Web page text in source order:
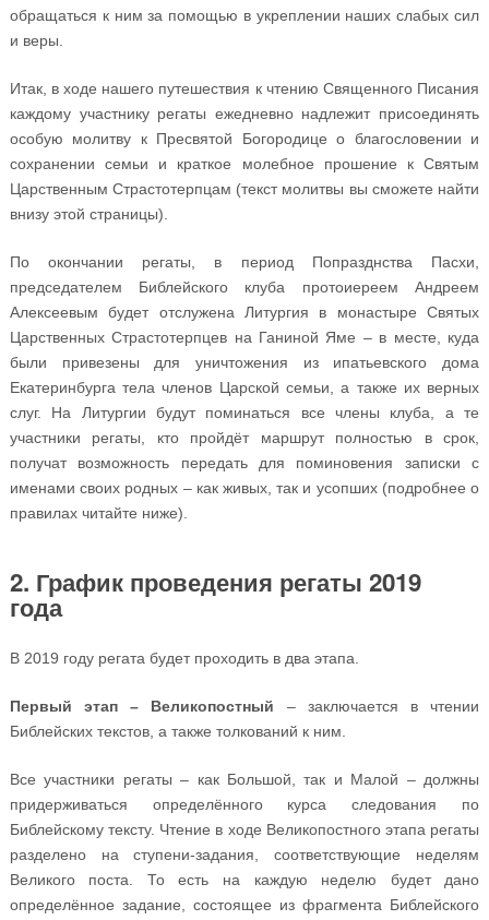
обращаться к ним за помощью в укреплении наших слабых сил
и веры.
Итак, в ходе нашего путешествия к чтению Священного Писания
каждому участнику регаты ежедневно надлежит присоединять
особую молитву к Пресвятой Богородице о благословении и
сохранении семьи и краткое молебное прошение к Святым
Царственным Страстотерпцам (текст молитвы вы сможете найти
внизу этой страницы).
По окончании регаты, в период Попразднства Пасхи,
председателем Библейского клуба протоиереем Андреем
Алексеевым будет отслужена Литургия в монастыре Святых
Царственных Страстотерпцев на Ганиной Яме – в месте, куда
были привезены для уничтожения из ипатьевского дома
Екатеринбурга тела членов Царской семьи, а также их верных
слуг. На Литургии будут поминаться все члены клуба, а те
участники регаты, кто пройдёт маршрут полностью в срок,
получат возможность передать для поминовения записки с
именами своих родных – как живых, так и усопших (подробнее о
правилах читайте ниже).
2. График проведения регаты 2019
года
В 2019 году регата будет проходить в два этапа.
Первый этап – Великопостный – заключается в чтении
Библейских текстов, а также толкований к ним.
Все участники регаты – как Большой, так и Малой – должны
придерживаться определённого курса следования по
Библейскому тексту. Чтение в ходе Великопостного этапа регаты
разделено на ступени-задания, соответствующие неделям
Великого поста. То есть на каждую неделю будет дано
определённое задание, состоящее из фрагмента Библейского